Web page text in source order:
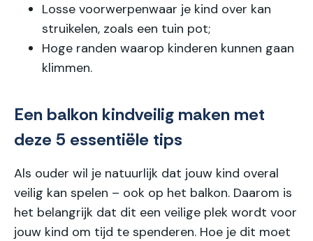
Losse voorwerpenwaar je kind over kan
struikelen, zoals een tuin pot;
Hoge randen waarop kinderen kunnen gaan
klimmen.
Een balkon kindveilig maken met
deze 5 essentiële tips
Als ouder wil je natuurlijk dat jouw kind overal
veilig kan spelen – ook op het balkon. Daarom is
het belangrijk dat dit een veilige plek wordt voor
jouw kind om tijd te spenderen. Hoe je dit moet